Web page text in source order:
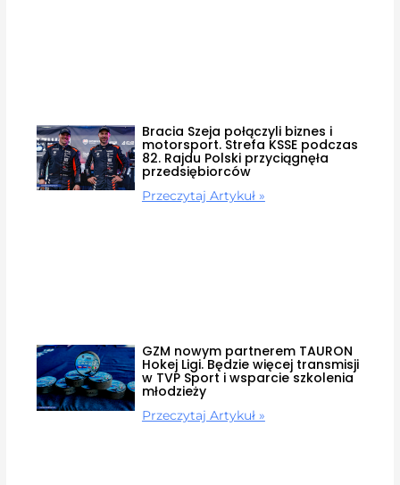
Bracia Szeja połączyli biznes i
motorsport. Strefa KSSE podczas
82. Rajdu Polski przyciągnęła
przedsiębiorców
Przeczytaj Artykuł »
GZM nowym partnerem TAURON
Hokej Ligi. Będzie więcej transmisji
w TVP Sport i wsparcie szkolenia
młodzieży
Przeczytaj Artykuł »